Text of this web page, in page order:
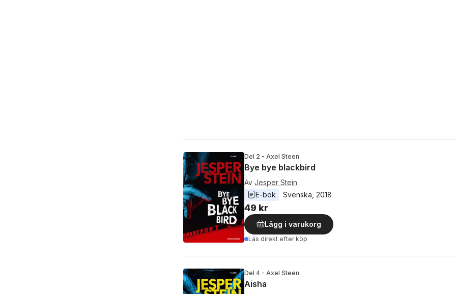
Del 2 - Axel Steen
Bye bye blackbird
Av Jesper Stein
E-bok
Svenska 2018
49 kr
Lägg i varukorg
Läs direkt efter köp
Del 4 - Axel Steen
Aisha